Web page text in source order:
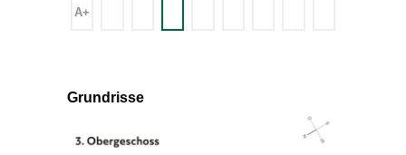
A+
Grundrisse